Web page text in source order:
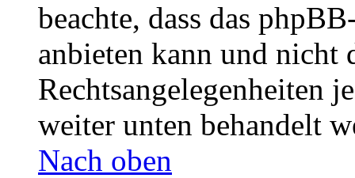
beachte, dass das
anbieten kann und nicht
Rechtsangelegenheiten
weiter unten behandelt
Nach oben